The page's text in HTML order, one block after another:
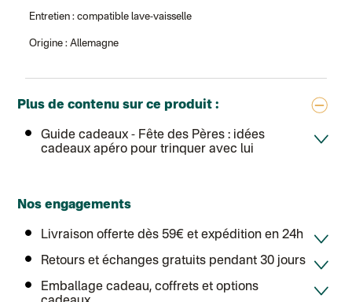
Chronopost - Livraison Europe en relais Pickup
Colissimo suivi (expédition Cheer Moda)
Colissimo suivi (expédition Toi-même)
Colissimo suivi (expédition Zebrabook)
Lettre suivie (expédition April Eleven)
Lettre suivie (expédition Les mots doux)
DPD colis suivi (expédition La Boîte Concept)
Colis suivi (expédition Loia)
Colissimo personnalisé
Colissimo suivi (expédition Connoisseur)
Colis suivi GLS (expédition Tikino)
Colissimo suivi (expédition April Eleven)
Luxembourg
Lettre prioritaire
Entretien : compatible lave-vaisselle
Origine : Allemagne
Plus de contenu sur ce produit :
Guide cadeaux - Fête des Pères : idées
cadeaux apéro pour trinquer avec lui
Nos engagements
Livraison offerte dès 59€ et expédition en 24h
Retours et échanges gratuits pendant 30 jours
Emballage cadeau, coffrets et options